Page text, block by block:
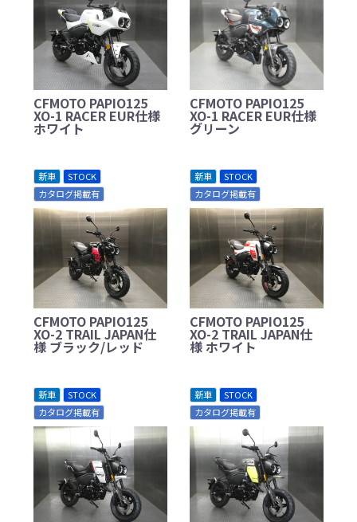
CFMOTO PAPIO125
XO-1 RACER EUR仕様
ホワイト
CFMOTO PAPIO125
XO-1 RACER EUR仕様
グリーン
新車
STOCK
カタログ掲載有
CFMOTO PAPIO125
XO-2 TRAIL JAPAN仕
様 ブラック/レッド
新車
STOCK
カタログ掲載有
CFMOTO PAPIO125
XO-2 TRAIL JAPAN仕
様 ホワイト
新車
STOCK
カタログ掲載有
新車
STOCK
カタログ掲載有